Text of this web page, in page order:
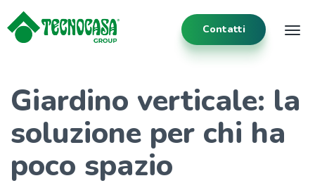
Contatti
Giardino verticale: la
soluzione per chi ha
poco spazio